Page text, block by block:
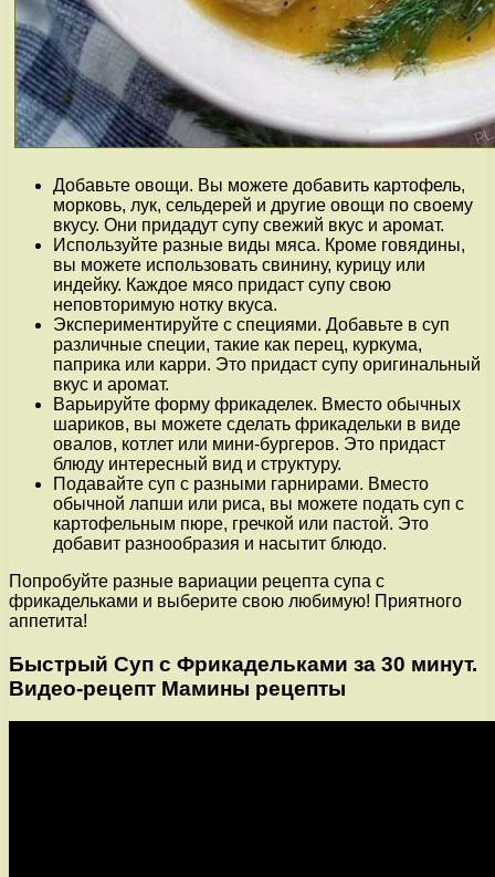
Добавьте овощи. Вы можете добавить картофель,
морковь, лук, сельдерей и другие овощи по своему
вкусу. Они придадут супу свежий вкус и аромат.
Используйте разные виды мяса. Кроме говядины,
вы можете использовать свинину, курицу или
индейку. Каждое мясо придаст супу свою
неповторимую нотку вкуса.
Экспериментируйте с специями. Добавьте в суп
различные специи, такие как перец, куркума,
паприка или карри. Это придаст супу оригинальный
вкус и аромат.
Варьируйте форму фрикаделек. Вместо обычных
шариков, вы можете сделать фрикадельки в виде
овалов, котлет или мини-бургеров. Это придаст
блюду интересный вид и структуру.
Подавайте суп с разными гарнирами. Вместо
обычной лапши или риса, вы можете подать суп с
картофельным пюре, гречкой или пастой. Это
добавит разнообразия и насытит блюдо.
Попробуйте разные вариации рецепта супа с
фрикадельками и выберите свою любимую! Приятного
аппетита!
Быстрый Суп с Фрикадельками за 30 минут.
Видео-рецепт Мамины рецепты